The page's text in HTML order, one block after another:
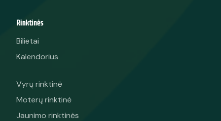
Rinktinės
Bilietai
Kalendorius
Vyrų rinktinė
Moterų rinktinė
Jaunimo rinktinės